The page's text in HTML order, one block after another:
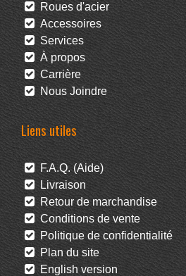
Roues d'acier
Accessoires
Services
À propos
Carrière
Nous Joindre
Liens utiles
F.A.Q. (Aide)
Livraison
Retour de marchandise
Conditions de vente
Politique de confidentialité
Plan du site
English version